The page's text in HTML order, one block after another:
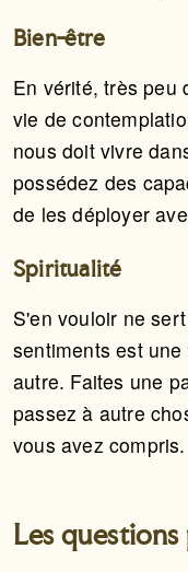
Bien-être
En vérité, très peu
vie de
nous doit vivre
possédez des
de les déployer
Spiritualité
S'en vouloir ne
sentiments est
autre. Faites une
passez à autre
vous avez compris.
Les